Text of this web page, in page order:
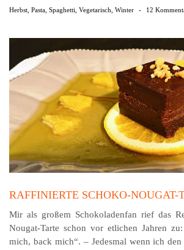
Herbst Pasta Spaghetti Vegetarisch Winter - 12
RAFFINIERTE SCHOKO-NOUGAT-
Mir als großem Schokoladenfan rief das
Nougat-Tarte schon vor etlichen Jahren
mich, back mich“. – Jedesmal wenn ich